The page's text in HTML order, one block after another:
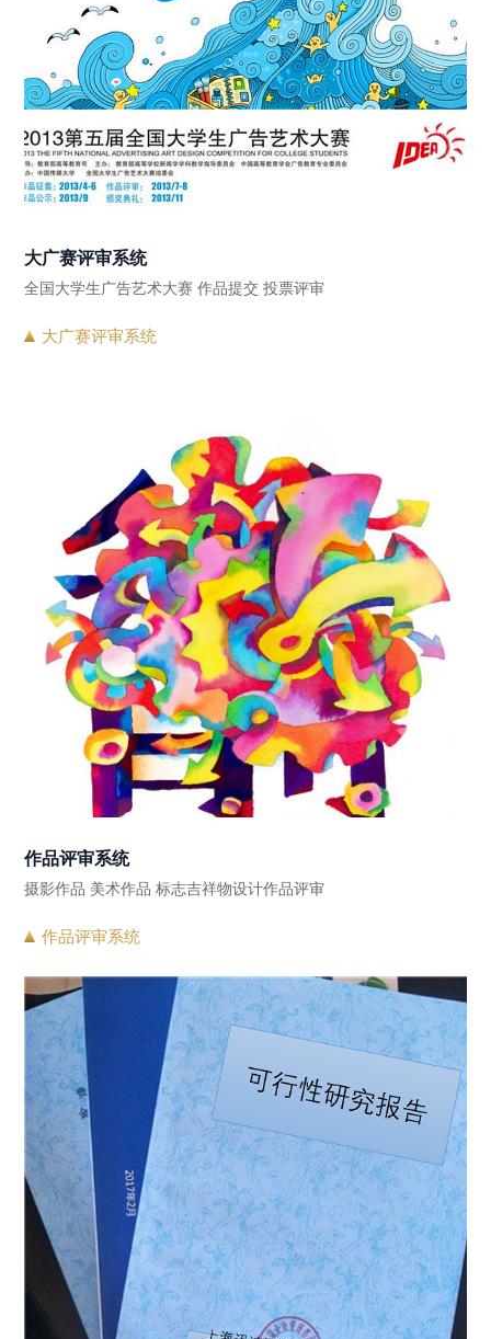
大广赛评审系统
全国大学生广告艺术大赛 作品提交 投票评审
大广赛评审系统
作品评审系统
摄影作品 美术作品 标志吉祥物设计作品评审
作品评审系统